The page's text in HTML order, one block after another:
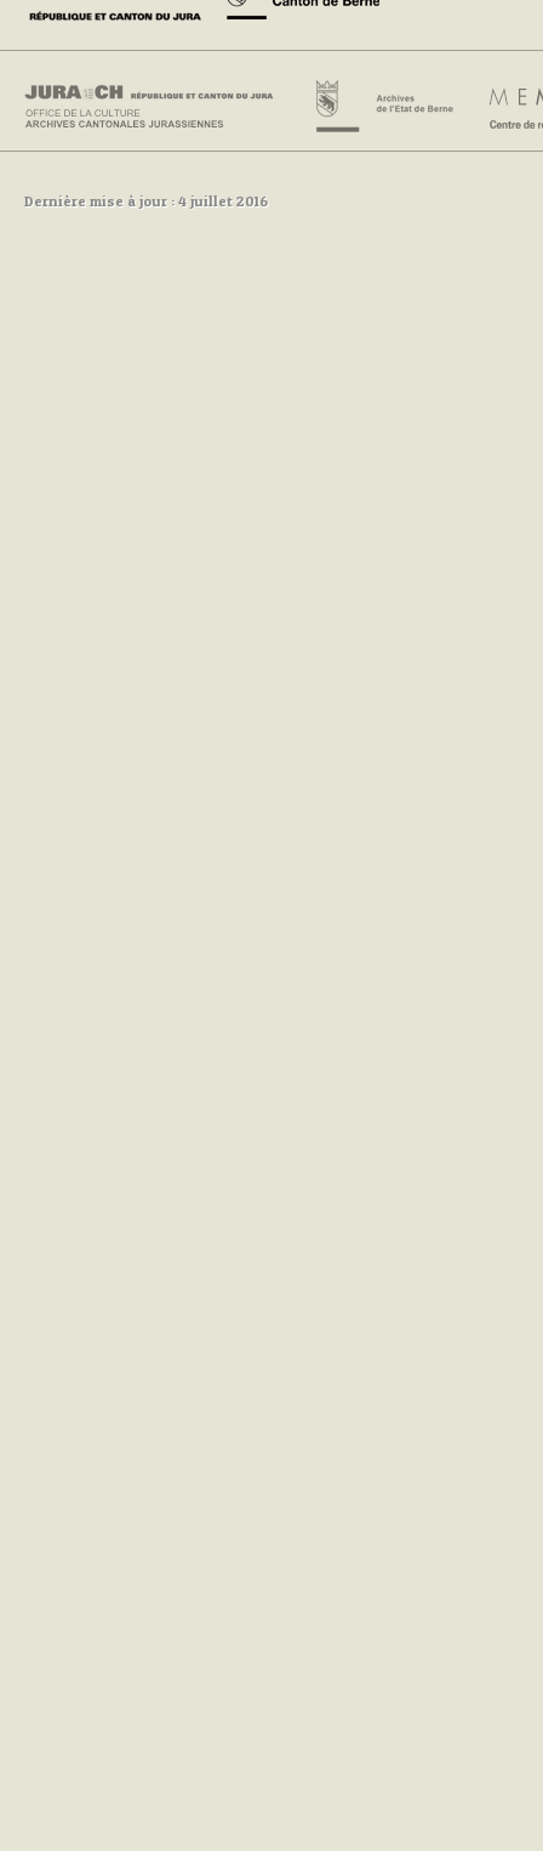
Dernière mise à jour : 4 juillet 2016